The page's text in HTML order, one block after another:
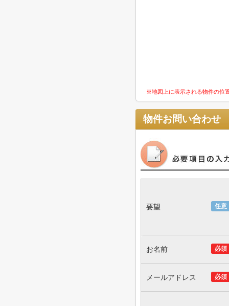
※地図上に表示される物件の位
物件お問い合わせ
任意
要望
必須
お名前
必須
メールアドレス